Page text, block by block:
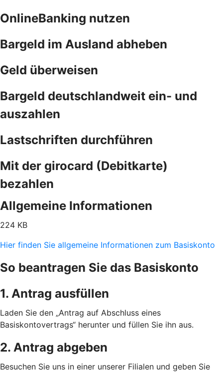
OnlineBanking nutzen
Bargeld im Ausland abheben
Geld überweisen
Bargeld deutschlandweit ein- und
auszahlen
Lastschriften durchführen
Mit der girocard (Debitkarte)
bezahlen
Allgemeine Informationen
224 KB
Hier finden Sie allgemeine Informationen zum Basiskonto
So beantragen Sie das Basiskonto
1. Antrag ausfüllen
Laden Sie den „Antrag auf Abschluss eines
Basiskontovertrags“ herunter und füllen Sie ihn aus.
2. Antrag abgeben
Besuchen Sie uns in einer unserer Filialen und geben Sie